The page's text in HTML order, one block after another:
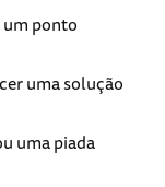
ponto
uma solução
uma piada